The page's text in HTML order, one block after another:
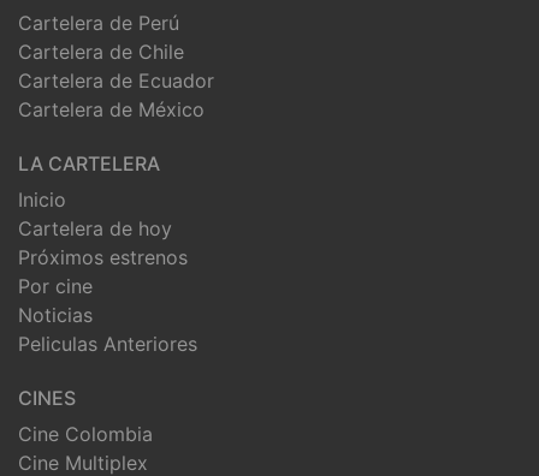
Cartelera de Perú
Cartelera de Chile
Cartelera de Ecuador
Cartelera de México
LA CARTELERA
Inicio
Cartelera de hoy
Próximos estrenos
Por cine
Noticias
Peliculas Anteriores
CINES
Cine Colombia
Cine Multiplex